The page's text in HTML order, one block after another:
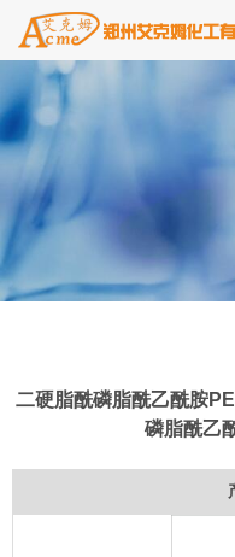
二硬脂酰磷脂酰乙酰胺
磷脂酰乙